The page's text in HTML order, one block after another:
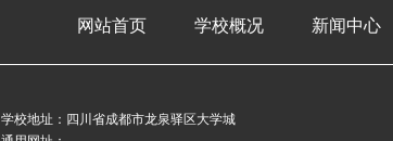
网站首页 学校概况 新闻中心
学校地址：四川省成都市龙泉驿区大学城